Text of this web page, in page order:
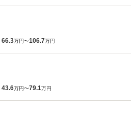
66.3万円〜106.7万円
43.6万円〜79.1万円